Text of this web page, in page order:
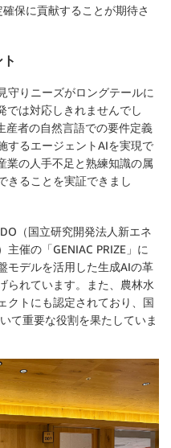
保に貢献することが期待さ
守りニーズがロングテールに
では対応しきれませんでし
産者の自然言語での要件定義
するエージェントAIを実現で
業の人手不足と熟練知識の属
きることを実証できまし
（国立研究開発法人新エネ
催の「GENIAC PRIZE」に
モデルを活用した生成AIの革
られています。また、農林水
クトにも認定されており、国
て重要な役割を果たしていま